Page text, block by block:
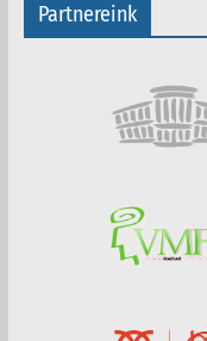
Partnereink